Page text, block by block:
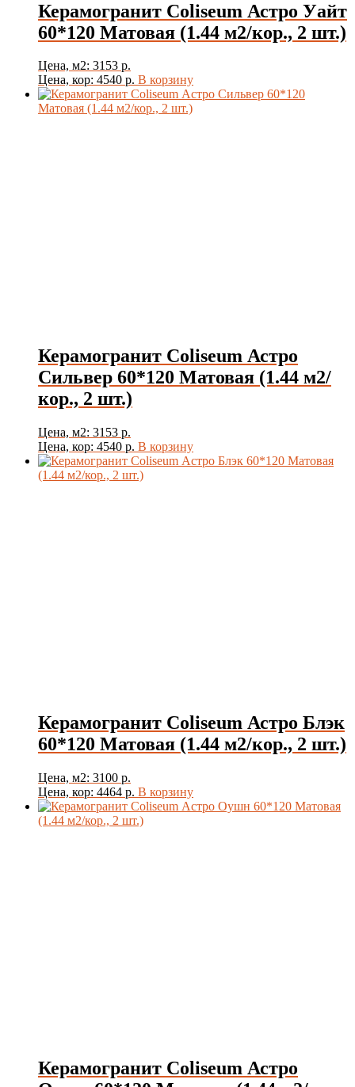
Товар Толщина Плитки
Показать
Керамогранит Coliseum Астро Уайт
60*120 Матовая (1.44 м2/кор., 2 шт.)
Цена, м2: 3153 р.
Цена, кор: 4540 р. В корзину
Керамогранит Coliseum Астро
Сильвер 60*120 Матовая (1.44 м2/
кор., 2 шт.)
Цена, м2: 3153 р.
Цена, кор: 4540 р. В корзину
Керамогранит Coliseum Астро Блэк
60*120 Матовая (1.44 м2/кор., 2 шт.)
Цена, м2: 3100 р.
Цена, кор: 4464 р. В корзину
Керамогранит Coliseum Астро